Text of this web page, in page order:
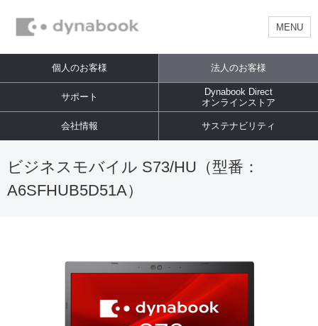
MENU
個人のお客様 法人のお客様
サポート
Dynabook Direct
オンラインストア
会社情報 サステナビリティ
ビジネスモバイル S73/HU（型番：
A6SFHUB5D51A）